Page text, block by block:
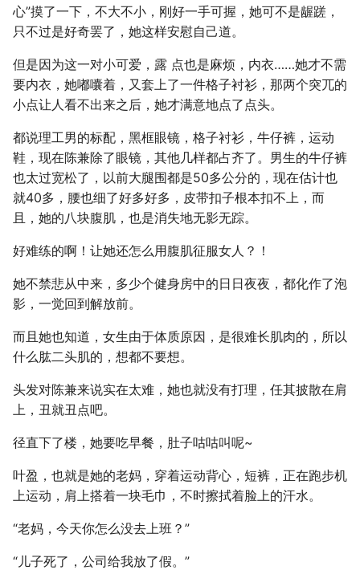
心”摸了一下，不大不小，刚好一手可握，她可不是龌蹉，
只不过是好奇罢了，她这样安慰自己道。
但是因为这一对小可爱，露 点也是麻烦，内衣……她才不需
要内衣，她嘟囔着，又套上了一件格子衬衫，那两个突兀的
小点让人看不出来之后，她才满意地点了点头。
都说理工男的标配，黑框眼镜，格子衬衫，牛仔裤，运动
鞋，现在陈兼除了眼镜，其他几样都占齐了。男生的牛仔裤
也太过宽松了，以前大腿围都是50多公分的，现在估计也
就40多，腰也细了好多好多，皮带扣子根本扣不上，而
且，她的八块腹肌，也是消失地无影无踪。
好难练的啊！让她还怎么用腹肌征服女人？！
她不禁悲从中来，多少个健身房中的日日夜夜，都化作了泡
影，一觉回到解放前。
而且她也知道，女生由于体质原因，是很难长肌肉的，所以
什么肱二头肌的，想都不要想。
头发对陈兼来说实在太难，她也就没有打理，任其披散在肩
上，丑就丑点吧。
径直下了楼，她要吃早餐，肚子咕咕叫呢~
叶盈，也就是她的老妈，穿着运动背心，短裤，正在跑步机
上运动，肩上搭着一块毛巾，不时擦拭着脸上的汗水。
“老妈，今天你怎么没去上班？”
“儿子死了，公司给我放了假。”